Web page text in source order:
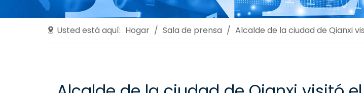
Usted está aquí: Hogar / Sala de prensa / Alcalde de la ciudad de Qianxi